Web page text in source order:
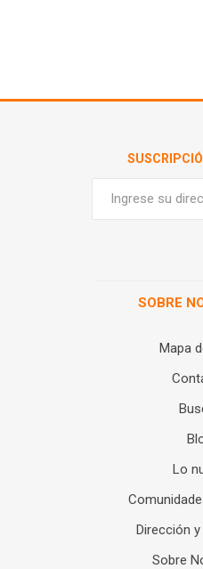
SOBRE
Mapa
Lo
Dirección
Sobre